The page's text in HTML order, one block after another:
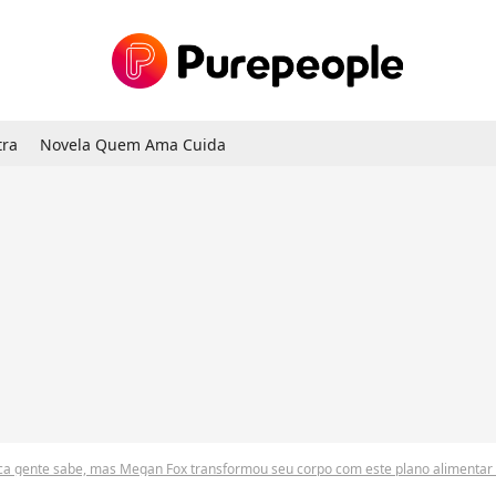
Novela Quem Ama Cuida
gente sabe, mas Megan Fox transformou seu corpo com este plano